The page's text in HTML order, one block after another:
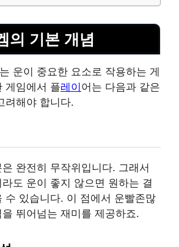
의 기본 개념
운이 중요한 요소로 작용하는 게
게임에서 플레이 어는 다음과 같은
려해야 합니다.
완전히 무작위입니다. 그래서
도 운이 좋지 않으면 원하는 결
수 있습니다. 이 점에서 운빨존많
뛰어넘는 재미를 제공하죠.